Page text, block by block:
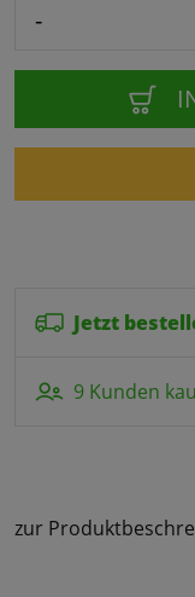
-
Jetzt
9 Kunden
zur